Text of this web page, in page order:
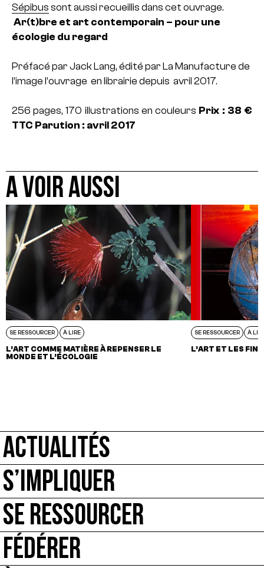
Sépibus sont aussi recueillis dans cet ouvrage.
Ar(t)bre et art contemporain – pour une
écologie du regard
Préfacé par Jack Lang, édité par La Manufacture de
l’image l’ouvrage en librairie depuis avril 2017.
256 pages, 170 illustrations en couleurs Prix : 38 €
TTC Parution : avril 2017
A VOIR AUSSI
SE RESSOURCER À LIRE
L’ART COMME MATIÈRE À REPENSER LE
MONDE ET L’ÉCOLOGIE
SE RESSOURCER À
L’ART ET LES
ACTUALITÉS
S’IMPLIQUER
SE RESSOURCER
FÉDÉRER